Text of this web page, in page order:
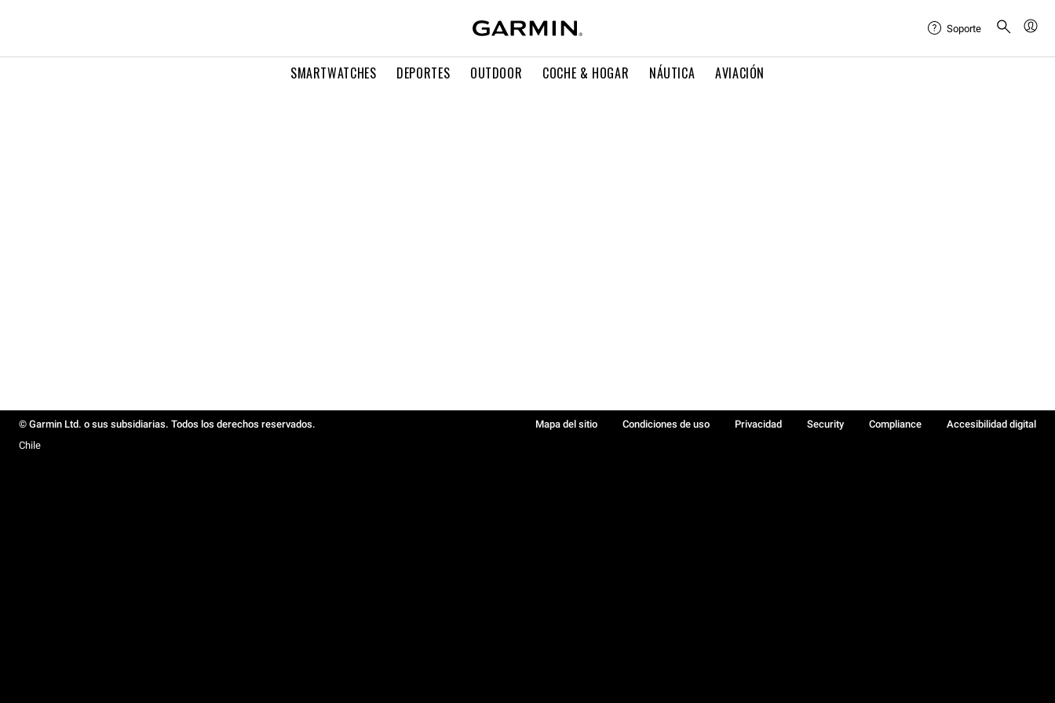
SMARTWATCHES DEPORTES OUTDOOR COCHE & HOGAR NÁUTICA AVIACIÓN
Soporte
© Garmin Ltd. o sus subsidiarias. Todos los derechos reservados. Mapa del sitio Condiciones de uso Privacidad Security Compliance
Accesibilidad digital
Chile